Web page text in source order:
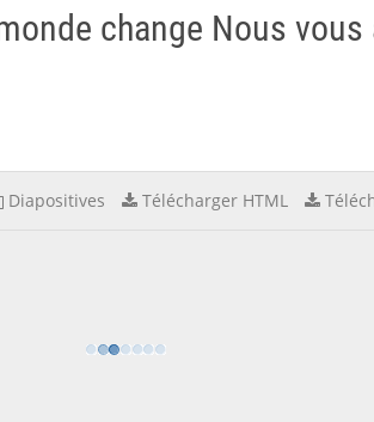
change Nous
Diapositives Télécharger HTML